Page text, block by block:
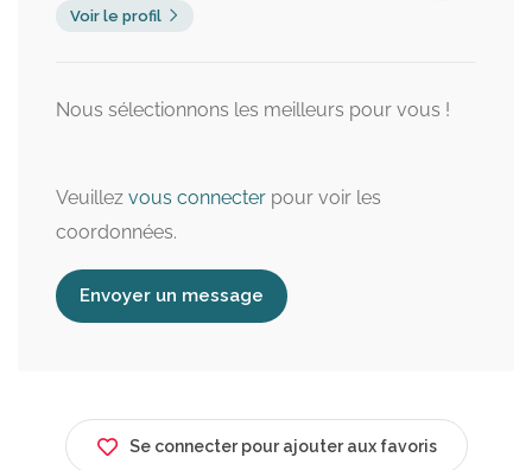
Voir le profil
Nous sélectionnons les meilleurs pour vous !
Veuillez vous connecter pour voir les
coordonnées.
Envoyer un message
Se connecter pour ajouter aux favoris